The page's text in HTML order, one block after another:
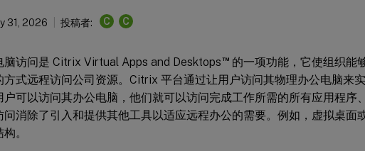
31, 2026 投稿者: C C
脑访问是 Citrix Virtual Apps and Desktops™的一项功能，它使组织能
方式远程访问公司资源。Citrix 平台通过让用户访问其物理办公电脑来实
户可以访问其办公电脑，他们就可以访问完成工作所需的所有应用程序
问消除了引入和提供其他工具以适应远程办公的需要。例如，虚拟桌面
。